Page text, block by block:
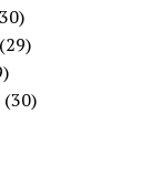
(29)
(30)